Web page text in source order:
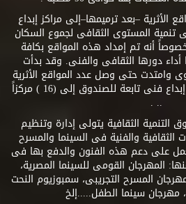
الأثرية –بعد ترميمها–إلى مراكز إبداع
تنمية المستوى الثقافى لجموع السكان
أنه تم إمداد هذه المواقع بكافة
دورها الثقافى والفنى. وقد بدأت
ببيت الهراوى وامتدت حتى وصل عدد المواقع الأثرية
التى تم تحويلها إلى مراكز إبداع فنى تابعة للصندوق إلى (16 ) مركزاً
.. .
الثقافية يتولى إدارة وتنظيم
الثقافية والفنية فى السينما والمسرح
على دعم هذه الفنون والدفع بها فى
المهرجان القومى للسينما المصرية،
المسرح التجريبى، سمبوزيوم النحت
مهرجان سينما الطفل.....إلخ